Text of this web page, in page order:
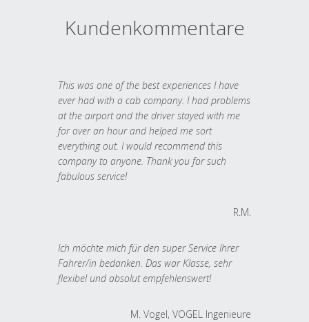
Kundenkommentare
This was one of the best experiences I have
ever had with a cab company. I had problems
at the airport and the driver stayed with me
for over an hour and helped me sort
everything out. I would recommend this
company to anyone. Thank you for such
fabulous service!
R.M.
Ich möchte mich für den super Service Ihrer
Fahrer/in bedanken. Das war Klasse, sehr
flexibel und absolut empfehlenswert!
M. Vogel, VOGEL Ingenieure